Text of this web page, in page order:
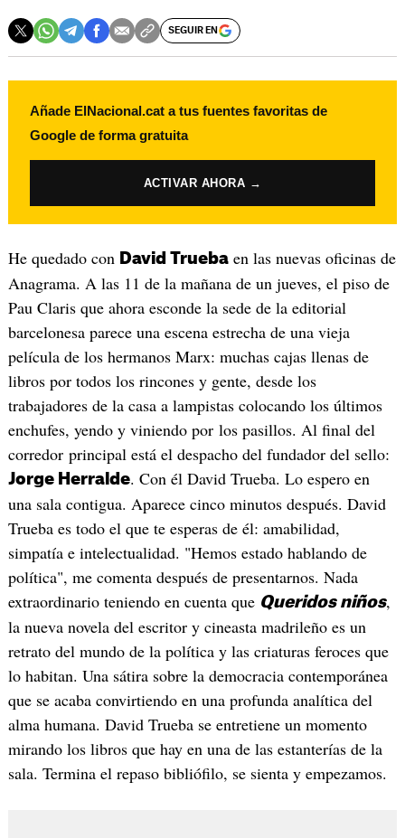
SEGUIR EN
Añade ElNacional.cat a tus fuentes favoritas de
Google de forma gratuita
ACTIVAR AHORA →
He quedado con David Truebaen las nuevas oficinas de
Anagrama. A las 11 de la mañana de un jueves, el piso de
Pau Claris que ahora esconde la sede de la editorial
barcelonesa parece una escena estrecha de una vieja
película de los hermanos Marx: muchas cajas llenas de
libros por todos los rincones y gente, desde los
trabajadores de la casa a lampistas colocando los últimos
enchufes, yendo y viniendo por los pasillos. Al final del
corredor principal está el despacho del fundador del sello:
Jorge Herralde. Con él David Trueba. Lo espero en
una sala contigua. Aparece cinco minutos después. David
Trueba es todo el que te esperas de él: amabilidad,
simpatía e intelectualidad. "Hemos estado hablando de
política", me comenta después de presentarnos. Nada
extraordinario teniendo en cuenta que Queridos niños,
la nueva novela del escritor y cineasta madrileño es un
retrato del mundo de la política y las criaturas feroces que
lo habitan. Una sátira sobre la democracia contemporánea
que se acaba convirtiendo en una profunda analítica del
alma humana. David Trueba se entretiene un momento
mirando los libros que hay en una de las estanterías de la
sala. Termina el repaso bibliófilo, se sienta y empezamos.